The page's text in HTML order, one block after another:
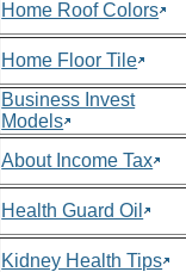
Home Roof Colors
Home Floor Tile
Business Invest
Models
About Income Tax
Health Guard Oil
Kidney Health Tips